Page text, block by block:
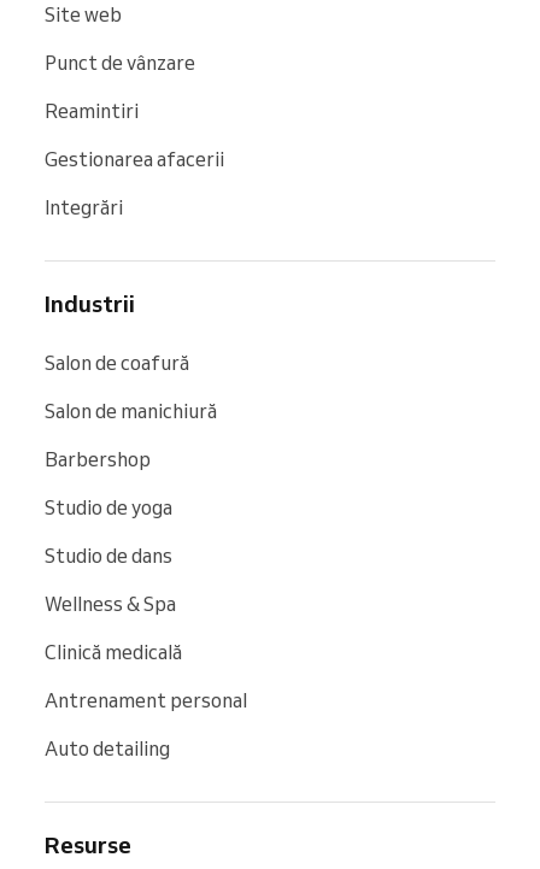
Site web
Punct de vânzare
Reamintiri
Gestionarea afacerii
Integrări
Industrii
Salon de coafură
Salon de manichiură
Barbershop
Studio de yoga
Studio de dans
Wellness & Spa
Clinică medicală
Antrenament personal
Auto detailing
Resurse